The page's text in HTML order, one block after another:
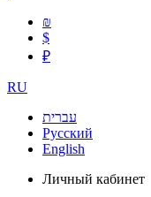
₪
$
₽
RU
עברית
Русский
English
Личный кабинет